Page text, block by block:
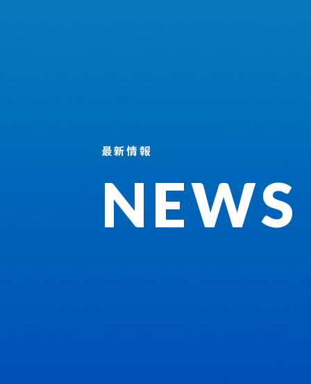
NEWS
最新情報